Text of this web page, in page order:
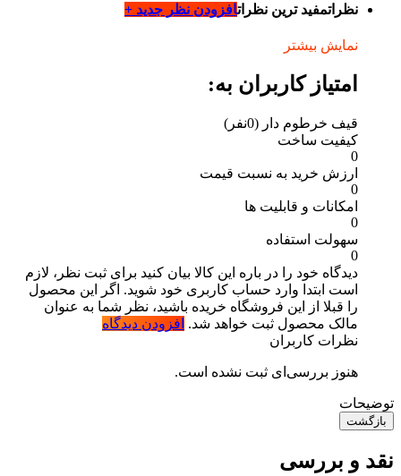
نظراتمفید ترین نظراتافزودن نظر جدید +
نمایش بیشتر
امتیاز کاربران به:
قیف خرطوم دار (0نفر)
کیفیت ساخت
0
ارزش خرید به نسبت قیمت
0
امکانات و قابلیت ها
0
سهولت استفاده
0
دیدگاه خود را در باره این کالا بیان کنید برای ثبت نظر، لازم
است ابتدا وارد حساب کاربری خود شوید. اگر این محصول
را قبلا از این فروشگاه خریده باشید، نظر شما به عنوان
مالک محصول ثبت خواهد شد. افزودن دیدگاه
نظرات کاربران
هنوز بررسی‌ای ثبت نشده است.
توضیحات
بازگشت
نقد و بررسی